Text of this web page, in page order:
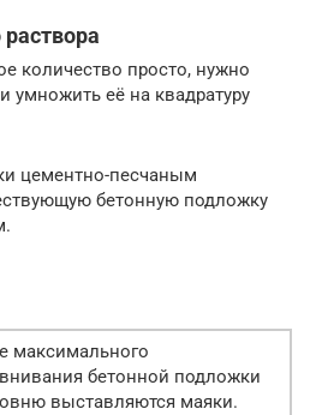
количество просто, нужно
умножить её на квадратуру
цементно-песчаным
бетонную подложку
максимального
бетонной подложки
выставляются маяки.